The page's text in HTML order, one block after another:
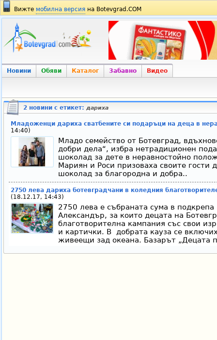
Вижте мобилна версия на Botevgrad.COM
Новини Обяви Каталог Забавно Видео
2 новини с етикет: дариха
Младоженци дариха сватбените си подаръци на деца в
14:40)
Младо семейство от Ботевград,
добри дела“, избра нетрадиционен
шоколад за дете в неравностойно
Мариян и Роси призоваха своите гости
шоколад за благородна и добра..
2750 лева дариха ботевградчани в коледния
(18.12.17, 14:43)
2750 лева е събраната сума в
Александър, за които децата на
благотворителна кампания със свои
и картички. В добрата кауза се
живеещи зад океана. Базарът „Децата